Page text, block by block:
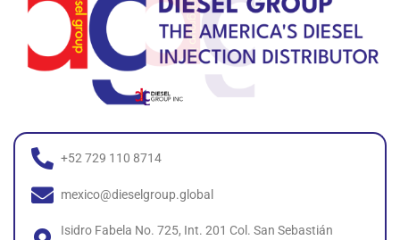
+52 729 110 8714
mexico@dieselgroup.global
Isidro Fabela No. 725, Int. 201 Col. San Sebastián